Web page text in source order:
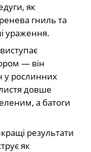
як
гниль та
ураження.
— він
у рослинних
довше
а батоги
результати
як